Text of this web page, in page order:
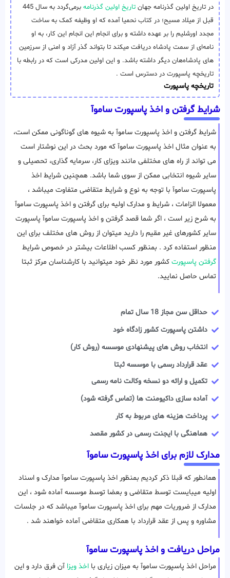
در تاریخ اولین گذرنامه جهان تاریخ اولین گذرنامه
برمی‌گردد به سال 445
قبل از میلاد مسیح؛ در کتاب نحمیا آمده که او وظیفه‌ کمک به ساخت
مجدد اورشلیم را بر عهده داشته و برای انجام این انجام این کار، به او
نامه‌ای از سمت پادشاه دریافت میکند تا بتواند گذر آزاد و امنی از سرزمین
های پادشاه‌هان دیگر داشته باشد. و این اولین مدرکی است که در رابطه با
تاریخچه پاسپورت در دسترس است .
تاریخچه پاسپورت
شرایط گرفتن و اخذ پاسپورت ساموآ
شرایط گرفتن و اخذ پاسپورت ساموآ به شیوه های گوناگونی ممکن است،
به عنوان مثال اخذ پاسپورت ساموآ که مورد بحث در این نوشتار است
می تواند از راه های مختلفی مانند ویزای کار، سرمایه گذاری، تحصیلی و
سایر شیوه انتخابی ممکن از سوی شما باشد. همچنین شرایط اخذ
پاسپورت ساموآ با توجه به نوع و شرایط متقاضی متفاوت میباشد ،
معمولا الزامات ، شرایط و مدارک اولیه برای گرفتن و اخذ پاسپورت ساموآ
به شرح زیر است ، اگر شما قصد گرفتن و اخذ پاسپورت ساموآ پاسپورت
سایر کشورهای غیر مقیم را دارید میتوان از روش های مختلف برای این
منظور استفاده کرد . بمنظور کسب اطلاعات بیشتر در خصوص شرایط
گرفتن پاسپورت کشور مورد نظر خود میتوانید با کارشناسان مرکز ثبتا
تماس حاصل نمایید.
حداقل سن مجاز 18 سال تمام
داشتن پاسپورت کشور زادگاه خود
انتخاب روش های پیشنهادی موسسه (روش کار)
عقد قرارداد رسمی با موسسه ثبتا
تکمیل و ارائه دو نسخه وکالت نامه رسمی
آماده سازی داکیومنت ها (تماس گرفته شود)
پرداخت هزینه های مربوط به کار
هماهنگی با ایجنت رسمی در کشور مقصد
مدارک لازم برای اخذ پاسپورت ساموآ
همانطور که قبلا ذکر کردیم بمنظور اخذ پاسپورت ساموآ مدارک و اسناد
اولیه میبایست توسط متقاضی و بعضا توسط موسسه آماده شود ، این
مدارک از ضروریات مهم برای اخذ پاسپورت ساموآ میباشد که در جلسات
مشاوره و پس از عقد قرارداد با همکاری متقاضی آماده خواهند شد .
مراحل دریافت و اخذ پاسپورت ساموآ
مراحل اخذ پاسپورت ساموآ به میزان زیاری با اخذ ویزا آن فرق دارد و این